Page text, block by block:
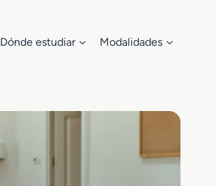
Dónde estudiar Modalidades